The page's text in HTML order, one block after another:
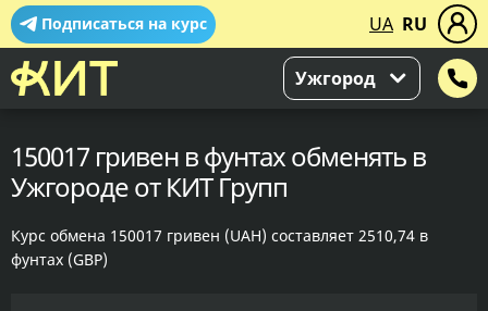
Подписаться на курс UA RU
Ужгород
150017 гривен в фунтах обменять в
Ужгороде от КИТ Групп
Курс обмена 150017 гривен (UAH) составляет 2510,74 в
фунтах (GBP)